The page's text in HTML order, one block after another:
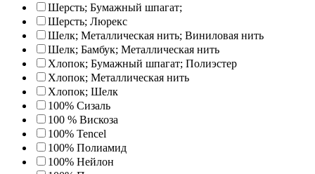
Шерсть; Бумажный шпагат;
Шерсть; Люрекс
Шелк; Металлическая нить; Виниловая нить
Шелк; Бамбук; Металлическая нить
Хлопок; Бумажный шпагат; Полиэстер
Хлопок; Металлическая нить
Хлопок; Шелк
100% Сизаль
100 % Вискоза
100% Tencel
100% Полиамид
100% Нейлон